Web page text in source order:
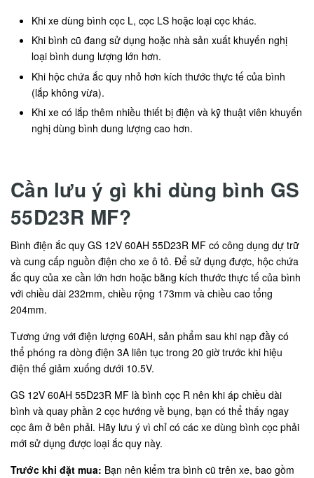
Khi xe dùng bình cọc L, cọc LS hoặc loại cọc khác.
Khi bình cũ đang sử dụng hoặc nhà sản xuất khuyến nghị
loại bình dung lượng lớn hơn.
Khi hộc chứa ắc quy nhỏ hơn kích thước thực tế của bình
(lắp không vừa).
Khi xe có lắp thêm nhiều thiết bị điện và kỹ thuật viên khuyến
nghị dùng bình dung lượng cao hơn.
Cần lưu ý gì khi dùng bình GS
55D23R MF?
Bình điện ắc quy GS 12V 60AH 55D23R MF có công dụng dự trữ
và cung cấp nguồn điện cho xe ô tô. Để sử dụng được, hộc chứa
ắc quy của xe cần lớn hơn hoặc bằng kích thước thực tế của bình
với chiều dài 232mm, chiều rộng 173mm và chiều cao tổng
204mm.
Tương ứng với điện lượng 60AH, sản phẩm sau khi nạp đầy có
thể phóng ra dòng điện 3A liên tục trong 20 giờ trước khi hiệu
điện thế giảm xuống dưới 10.5V.
GS 12V 60AH 55D23R MF là bình cọc R nên khi áp chiều dài
bình và quay phần 2 cọc hướng về bụng, bạn có thể thấy ngay
cọc âm ở bên phải. Hãy lưu ý vì chỉ có các xe dùng bình cọc phải
mới sử dụng được loại ắc quy này.
Trước khi đặt mua: Bạn nên kiểm tra bình cũ trên xe, bao gồm